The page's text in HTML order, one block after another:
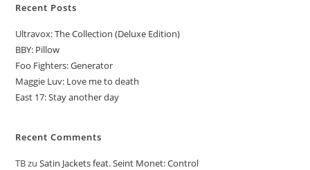
Recent Posts
Ultravox: The Collection (Deluxe Edition)
BBY: Pillow
Foo Fighters: Generator
Maggie Luv: Love me to death
East 17: Stay another day
Recent Comments
TBzuSatin Jackets feat. Seint Monet: Control